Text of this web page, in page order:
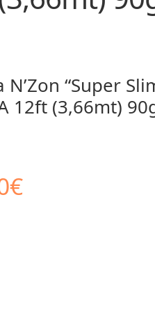
N’Zon “Super
12ft (3,66mt)
€Il